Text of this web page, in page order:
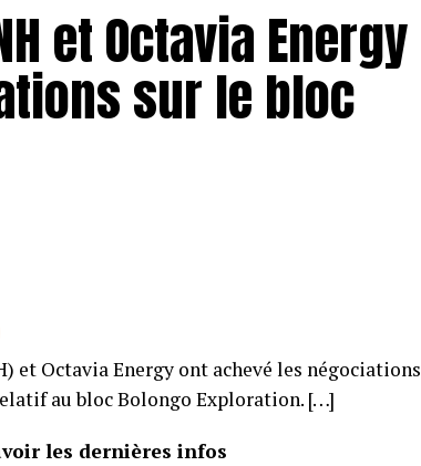
et Octavia Energy
sur le bloc
et Octavia Energy ont achevé les négociations
au bloc Bolongo Exploration. […]
les dernières infos